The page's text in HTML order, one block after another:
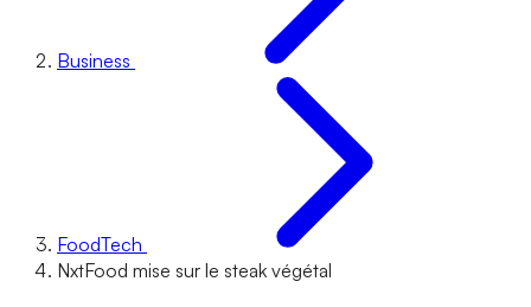
Business
FoodTech
NxtFood mise sur le steak végétal